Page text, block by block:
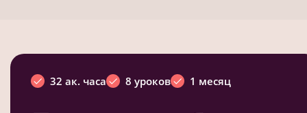
32 ак. часа 8 уроков 1 месяц